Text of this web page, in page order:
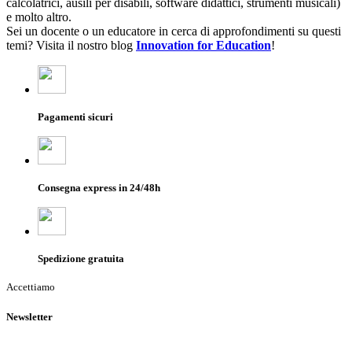
e molto altro.
Sei un docente o un educatore in cerca di approfondimenti su questi
temi? Visita il nostro blog Innovation for Education!
Pagamenti sicuri
Consegna express in 24/48h
Spedizione gratuita
Accettiamo
Newsletter